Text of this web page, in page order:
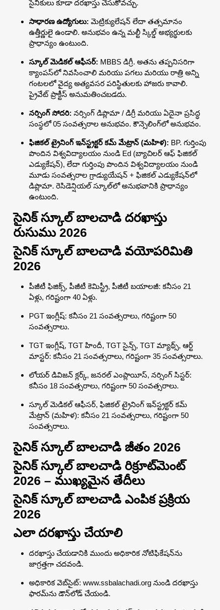
సైనికులు కూడా దరఖాస్తు చేసుకోవచ్చు.
సాధారణ ఉద్యోగులు: మెట్రిక్యులేషన్ లేదా తత్సమానం
ఉత్తీర్ణులై ఉండాలి. అనుభవం ఉన్న మల్టీ స్కిల్డ్ అభ్యర్థులకు
ప్రాధాన్యం ఉంటుంది.
స్కూల్ మెడికల్ ఆఫీసర్: MBBS డిగ్రీ. అతను తప్పనిసరిగా
క్యాంపస్‌లో నివసించాలి మరియు పగలు మరియు రాత్రి అన్ని
గంటలలో వైద్య అత్యవసర పరిస్థితులకు హాజరు కావాలి.
ప్రైవేట్ ప్రాక్టీస్ అనుమతించబడదు.
నర్సింగ్ సోదరి: నర్సింగ్ డిప్లొమా / డిగ్రీ మరియు ఏదైనా ప్రసిద్ధ
సంస్థలో 05 సంవత్సరాల అనుభవం. కౌన్సెలింగ్‌లో అనుభవం.
ఫిజికల్ ట్రైనింగ్ ఇన్‌స్ట్రక్టర్ కమ్ మేట్రాన్ (మహిళ): BP. గుర్తింపు
పొందిన విశ్వవిద్యాలయం నుండి Ed (బ్యాచిలర్ ఆఫ్ ఫిజికల్
ఎడ్యుకేషన్), లేదా గుర్తింపు పొందిన విశ్వవిద్యాలయం నుండి
మూడు సంవత్సరాల గ్రాడ్యుయేషన్ + ఫిజికల్ ఎడ్యుకేషన్‌లో
డిప్లొమా. రెసిడెన్షియల్ స్కూల్‌లో అనుభవానికి ప్రాధాన్యం
ఉంటుంది.
సైనిక్ స్కూల్ బాలచాడి దరఖాస్తు
రుసుము 2026
సైనిక్ స్కూల్ బాలచాడి వయోపరిమితి
2026
పీజీటీ ఫిజిక్స్, పీజీటీ కెమిస్ట్రీ, పీజీటీ బయాలజీ: కనీసం 21
ఏళ్లు, గరిష్టంగా 40 ఏళ్లు.
PGT ఇంగ్లీష్: కనీసం 21 సంవత్సరాలు, గరిష్టంగా 50
సంవత్సరాలు.
TGT ఇంగ్లీష్, TGT హిందీ, TGT సైన్స్, TGT మ్యాథ్స్, ఆర్ట్
మాస్టర్: కనీసం 21 సంవత్సరాలు, గరిష్టంగా 35 సంవత్సరాలు.
లోయర్ డివిజన్ క్లర్క్, జనరల్ ఎంప్లాయీస్, నర్సింగ్ సిస్టర్:
కనీసం 18 సంవత్సరాలు, గరిష్టంగా 50 సంవత్సరాలు.
స్కూల్ మెడికల్ ఆఫీసర్, ఫిజికల్ ట్రైనింగ్ ఇన్‌స్ట్రక్టర్ కమ్
మేట్రాన్ (మహిళ): కనీసం 21 సంవత్సరాలు, గరిష్టంగా 50
సంవత్సరాలు.
సైనిక్ స్కూల్ బాలచాడి జీతం 2026
సైనిక్ స్కూల్ బాలచాడి రిక్రూట్‌మెంట్
2026 – ముఖ్యమైన తేదీలు
సైనిక్ స్కూల్ బాలచాడి ఎంపిక ప్రక్రియ
2026
ఎలా దరఖాస్తు చేయాలి
దరఖాస్తు చేయడానికి ముందు అధికారిక నోటిఫికేషన్‌ను
జాగ్రత్తగా చదవండి.
అధికారిక వెబ్‌సైట్: www.ssbalachadi.org నుండి దరఖాస్తు
ఫారమ్‌ను డౌన్‌లోడ్ చేయండి.